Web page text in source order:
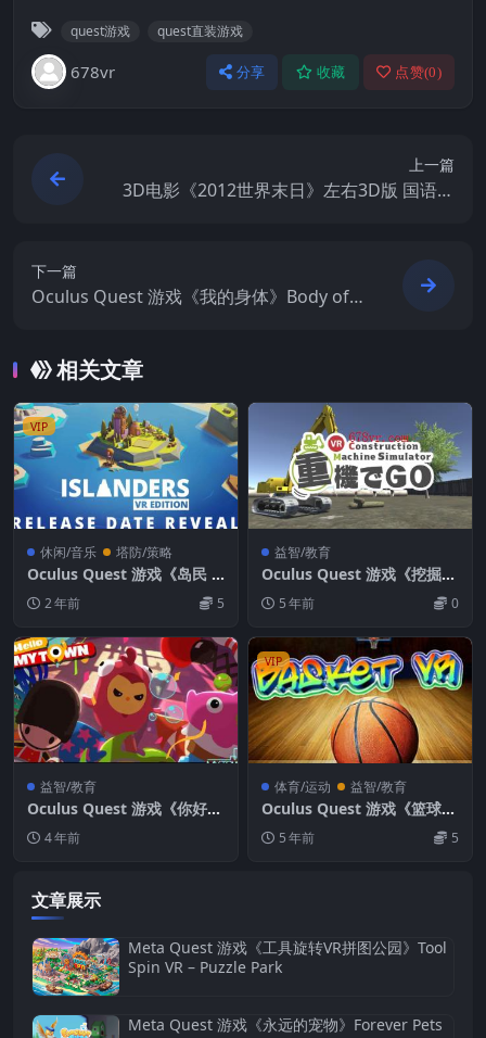
quest游戏 quest直装游戏
678vr 分享 收藏 点赞(0)
上一篇
3D电影《2012世界末日》左右3D版 国语高
下一篇
Oculus Quest 游戏《我的身体》Body of
相关文章
VIP
休闲/音乐 塔防/策略
Oculus Quest 游戏《岛民 V
R 版》ISLANDERS VR Editi
on2 年前 5
益智/教育
Oculus Quest 游戏《挖掘机
技术VR》重機でGo VR
5 年前 0
益智/教育
Oculus Quest 游戏《你好我
的游乐园VR》Hello My Tow
n VR4 年前
VIP
体育/运动 益智/教育
Oculus Quest 游戏《篮球V
R》Basket VR打篮球体育游
戏下载
5 年前 5
文章展示
Meta Quest 游戏《工具旋转VR拼图公园》Tool
Spin VR – Puzzle Park
Meta Quest 游戏《永远的宠物》Forever Pets